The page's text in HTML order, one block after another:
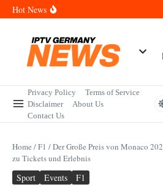
Skip to content
Hot News
Sportereignisse und Termine
Wann kommt die Samsung
Vollständige Leitfaden für
Welche Mini LED Fernseher sind
Leitfaden für Premium-Bildqualität
Leitfaden zum Vermögen und
Privacy Policy
Terms of Service
Disclaimer
About Us
Contact Us
Home /F1 /Der Große Preis von Monaco
zu Tickets und Erlebnis
Sport Events F1